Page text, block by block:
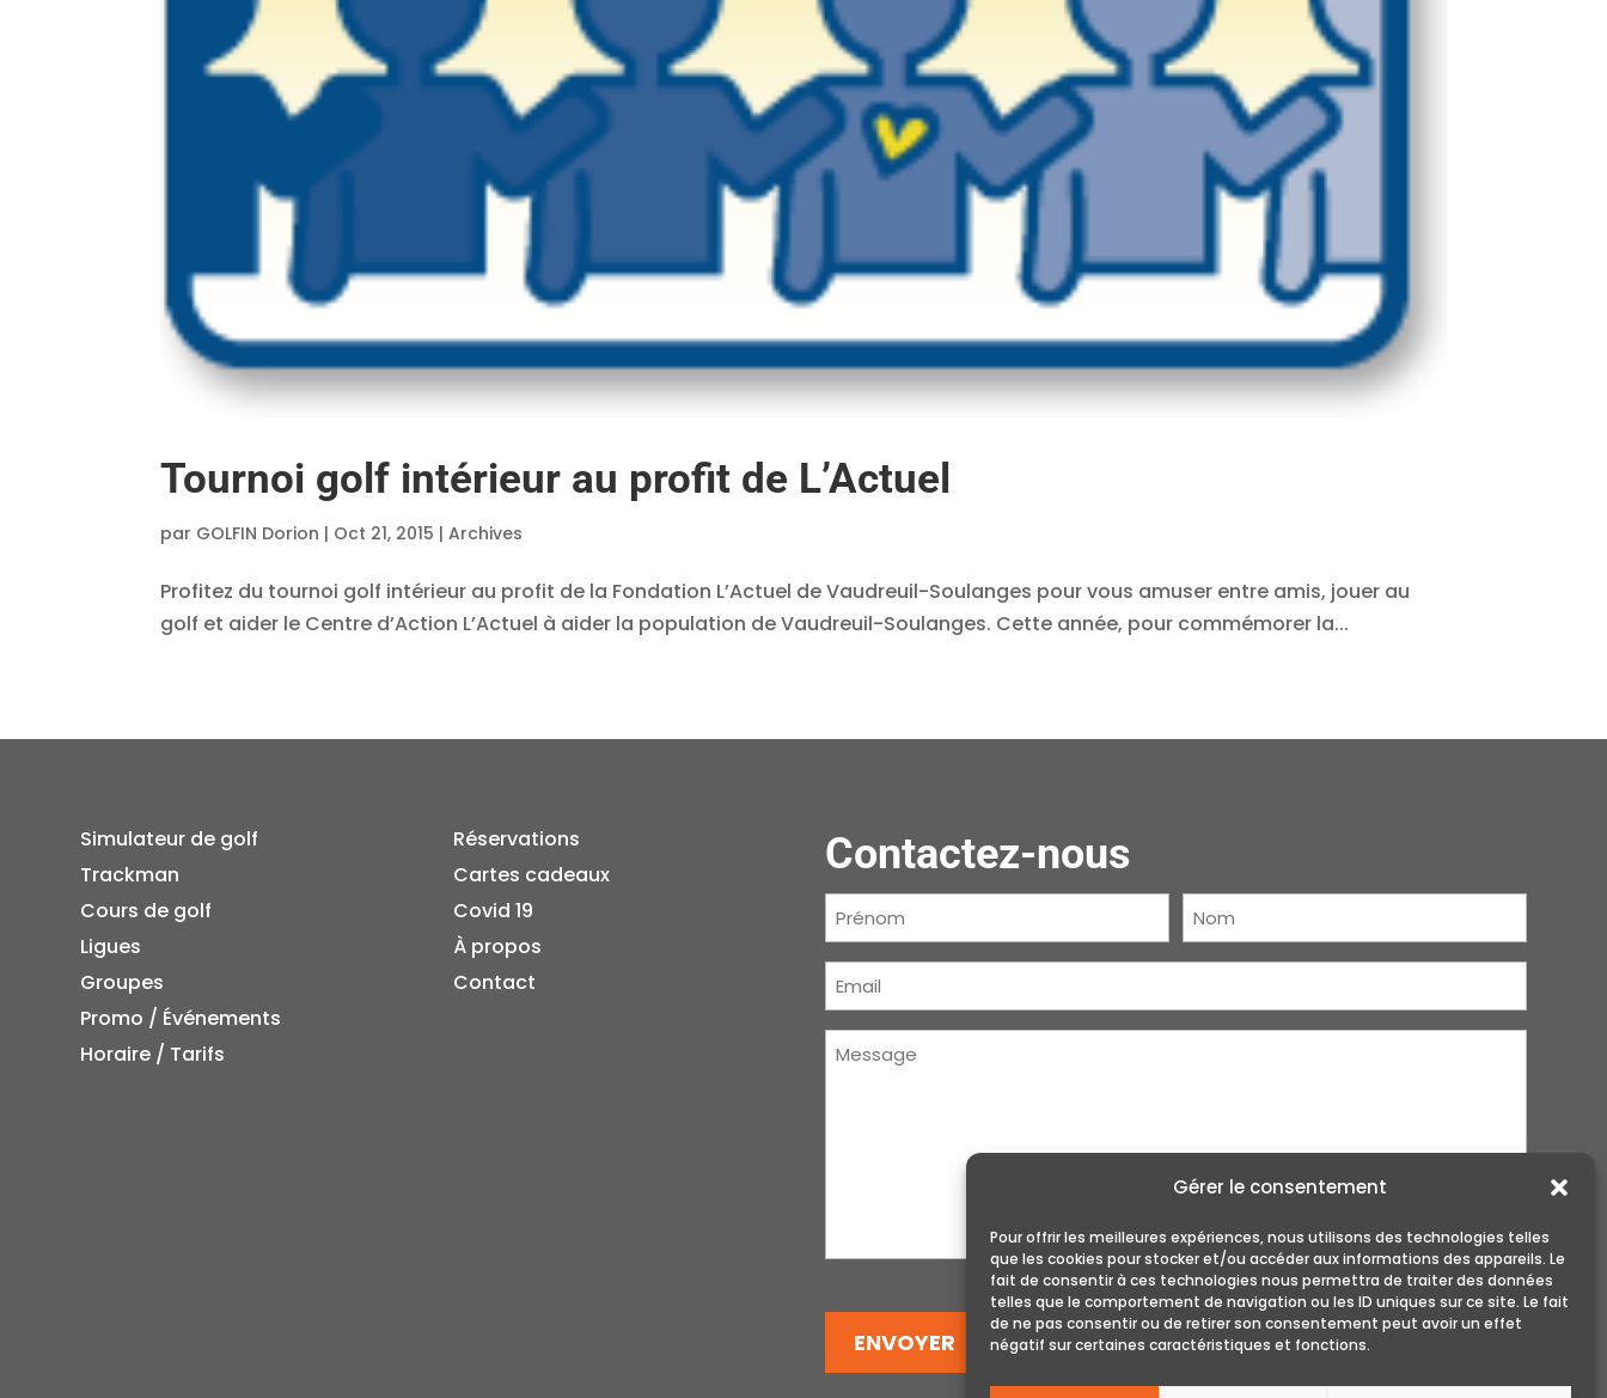
Gérer le consentement
Pour offrir les meilleures expériences, nous utilisons des technologies telles
que les cookies pour stocker et/ou accéder aux informations des appareils. Le
fait de consentir à ces technologies nous permettra de traiter des données
telles que le comportement de navigation ou les ID uniques sur ce site. Le fait
de ne pas consentir ou de retirer son consentement peut avoir un effet
négatif sur certaines caractéristiques et fonctions.
Tournoi golf intérieur au profit de L’Actuel
par GOLFIN Dorion | Oct 21, 2015 |Archives
Profitez du tournoi golf intérieur au profit de la Fondation L’Actuel de Vaudreuil-Soulanges pour vous amuser entre amis, jouer au
golf et aider le Centre d’Action L’Actuel à aider la population de Vaudreuil-Soulanges. Cette année, pour commémorer la...
Simulateur de golf
Trackman
Cours de golf
Ligues
Groupes
Promo / Événements
Horaire / Tarifs
Réservations
Cartes cadeaux
Covid 19
À propos
Contact
Contactez-nous
Prénom
Courriel
ENVOYER